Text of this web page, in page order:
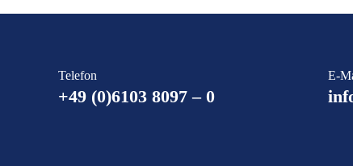
Telefon
+49 (0)6103 8097 – 0
E-